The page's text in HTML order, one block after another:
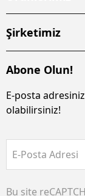
Şirketimiz
Abone Olun!
E-posta
olabilirsiniz!
E-Posta Adresi
Bu site